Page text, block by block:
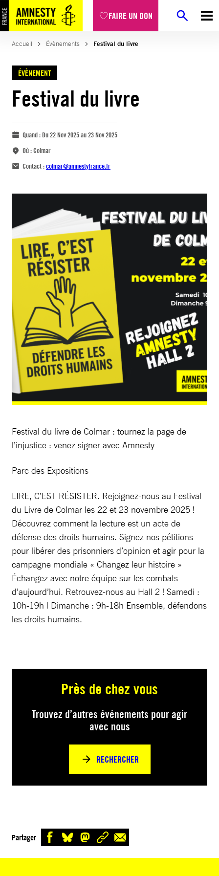
FAIRE UN DON
Accueil Évènements Festival du livre
ÉVÈNEMENT
Festival du livre
Quand :Du 22 Nov 2025 au 23 Nov 2025
Où :Colmar
Contact :colmar@amnestyfrance.fr
Festival du livre de Colmar : tournez la page de
l’injustice : venez signer avec Amnesty
Parc des Expositions
LIRE, C’EST RÉSISTER. Rejoignez-nous au Festival
du Livre de Colmar les 22 et 23 novembre 2025 !
Découvrez comment la lecture est un acte de
défense des droits humains. Signez nos pétitions
pour libérer des prisonniers d’opinion et agir pour la
campagne mondiale « Changez leur histoire »
Échangez avec notre équipe sur les combats
d’aujourd’hui. Retrouvez-nous au Hall 2 ! Samedi :
10h-19h | Dimanche : 9h-18h Ensemble, défendons
les droits humains.
Près de chez vous
Trouvez d’autres événements pour agir
avec nous
RECHERCHER
Partager